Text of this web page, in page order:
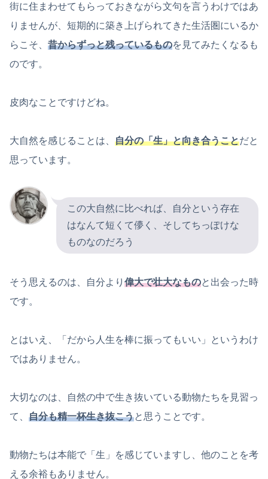
街に住まわせてもらっておきながら文句を言うわけではあ
りませんが、短期的に築き上げられてきた生活圏にいるか
らこそ、 昔からずっと残っているものを見てみたくなるも
のです。
皮肉なことですけどね。
大自然を感じることは、 自分の「生」と向き合うことだと
思っています。
この大自然に比べれば、自分という存在
はなんて短くて儚く、そしてちっぽけな
ものなのだろう
そう思えるのは、自分より 偉大で壮大なものと出会った時
です。
とはいえ、「だから人生を棒に振ってもいい」というわけ
ではありません。
大切なのは、自然の中で生き抜いている動物たちを見習っ
て、 自分も精一杯生き抜こうと思うことです。
動物たちは本能で「生」を感じていますし、他のことを考
える余裕もありません。